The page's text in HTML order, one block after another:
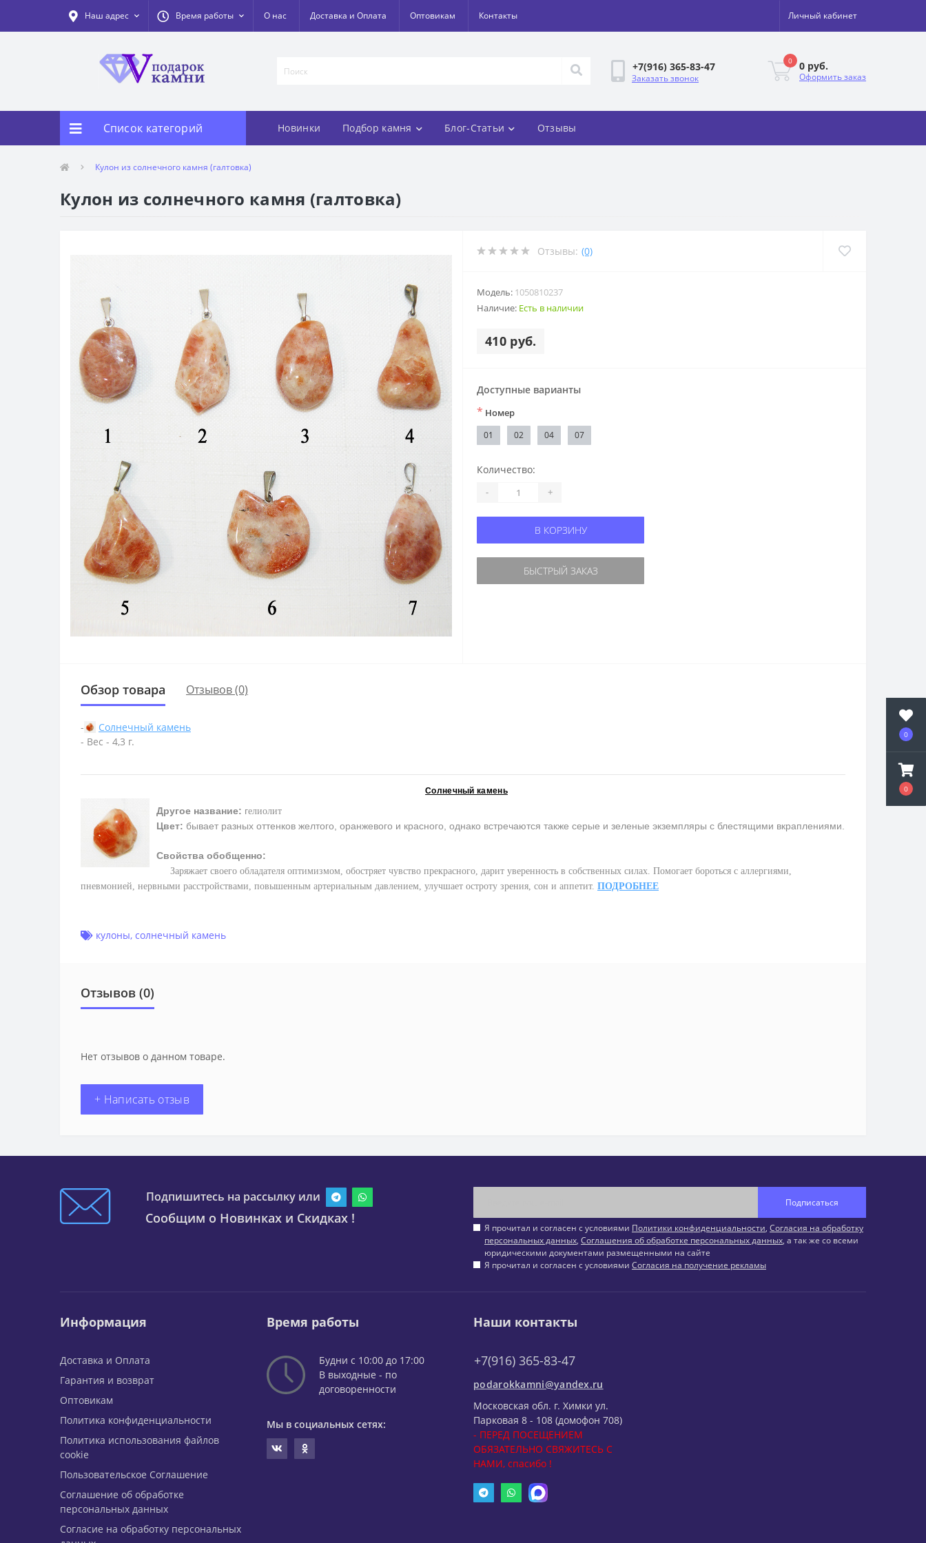
0
0
Наш адрес Время работы О нас Доставка и Оплата Оптовикам Контакты Личный кабинет
+7(916) 365-83-47
Заказать звонок
0 0 руб.
Оформить заказ
Список категорий Новинки Подбор камня Блог-Статьи Отзывы
Кулон из солнечного камня (галтовка)
Кулон из солнечного камня (галтовка)
Отзывы: (0)
Модель: 1050810237
Наличие: Есть в наличии
410 руб.
Доступные варианты
* Номер
01 02 04 07
Количество:
- +
В КОРЗИНУ
БЫСТРЫЙ ЗАКАЗ
Обзор товара Отзывов (0)
-
Солнечный камень
- Вес - 4,3 г.
Солнечный камень
Другое название: гелиолит
Цвет: бывает разных оттенков желтого, оранжевого и красного, однако встречаются также серые и зеленые экземпляры с блестящими вкраплениями.
Свойства обобщенно:
Заряжает своего обладателя оптимизмом, обостряет чувство прекрасного, дарит уверенность в собственных силах. Помогает бороться с аллергиями,
пневмонией, нервными расстройствами, повышенным артериальным давлением, улучшает остроту зрения, сон и аппетит. ПОДРОБНЕЕ
кулоны, солнечный камень
Отзывов (0)
Нет отзывов о данном товаре.
+ Написать отзыв
Подпишитесь на рассылку или
Сообщим о Новинках и Скидках !
Подписаться
Я прочитал и согласен с условиями Политики конфиденциальности, Согласия на обработку
персональных данных, Соглашения об обработке персональных данных, а так же со всеми
юридическими документами размещенными на сайте
Я прочитал и согласен с условиями Согласия на получение рекламы
Информация
Доставка и Оплата
Гарантия и возврат
Оптовикам
Политика конфиденциальности
Политика использования файлов
cookie
Пользовательское Соглашение
Соглашение об обработке
персональных данных
Согласие на обработку персональных
Время работы
Будни с 10:00 до 17:00
В выходные - по
договоренности
Мы в социальных сетях:
Наши контакты
+7(916) 365-83-47
podarokkamni@yandex.ru
Московская обл. г. Химки ул.
Парковая 8 - 108 (домофон 708)
- ПЕРЕД ПОСЕЩЕНИЕМ
ОБЯЗАТЕЛЬНО СВЯЖИТЕСЬ С
НАМИ, спасибо !